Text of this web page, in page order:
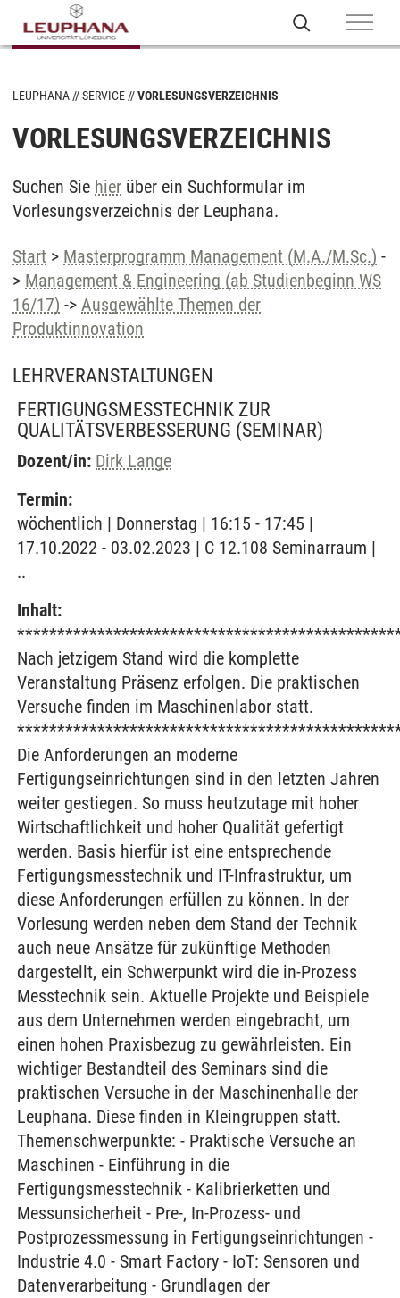
LEUPHANA SERVICE VORLESUNGSVERZEICHNIS
VORLESUNGSVERZEICHNIS
Suchen Sie hier über ein Suchformular im
Vorlesungsverzeichnis der Leuphana.
Start > Masterprogramm Management (M.A./M.Sc.) -
> Management & Engineering (ab Studienbeginn WS
16/17) -> Ausgewählte Themen der
Produktinnovation
LEHRVERANSTALTUNGEN
FERTIGUNGSMESSTECHNIK ZUR
QUALITÄTSVERBESSERUNG (SEMINAR)
Dozent/in: Dirk Lange
Termin:
wöchentlich | Donnerstag | 16:15 - 17:45 |
17.10.2022 - 03.02.2023 | C 12.108 Seminarraum |
..
Inhalt:
Nach jetzigem Stand wird die komplette
Veranstaltung Präsenz erfolgen. Die praktischen
Versuche finden im Maschinenlabor statt.
Die Anforderungen an moderne
Fertigungseinrichtungen sind in den letzten Jahren
weiter gestiegen. So muss heutzutage mit hoher
Wirtschaftlichkeit und hoher Qualität gefertigt
werden. Basis hierfür ist eine entsprechende
Fertigungsmesstechnik und IT-Infrastruktur, um
diese Anforderungen erfüllen zu können. In der
Vorlesung werden neben dem Stand der Technik
auch neue Ansätze für zukünftige Methoden
dargestellt, ein Schwerpunkt wird die in-Prozess
Messtechnik sein. Aktuelle Projekte und Beispiele
aus dem Unternehmen werden eingebracht, um
einen hohen Praxisbezug zu gewährleisten. Ein
wichtiger Bestandteil des Seminars sind die
praktischen Versuche in der Maschinenhalle der
Leuphana. Diese finden in Kleingruppen statt.
Themenschwerpunkte: - Praktische Versuche an
Maschinen - Einführung in die
Fertigungsmesstechnik - Kalibrierketten und
Messunsicherheit - Pre-, In-Prozess- und
Postprozessmessung in Fertigungseinrichtungen -
Industrie 4.0 - Smart Factory - IoT: Sensoren und
Datenverarbeitung - Grundlagen der